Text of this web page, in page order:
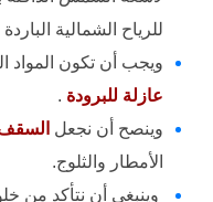
للرياح الشمالية
ويجب أن تكون المواد
عازلة للبرودة .
وينصح أن نجعل السقف
الأمطار والثلوج.
وينبغي أن نتأكد من